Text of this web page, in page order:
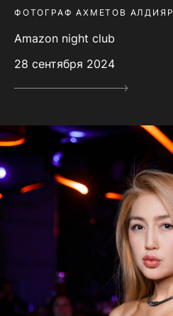
ФОТОГРАФ АХМЕТОВ АЛДИЯР
Amazon night club
28 сентября 2024